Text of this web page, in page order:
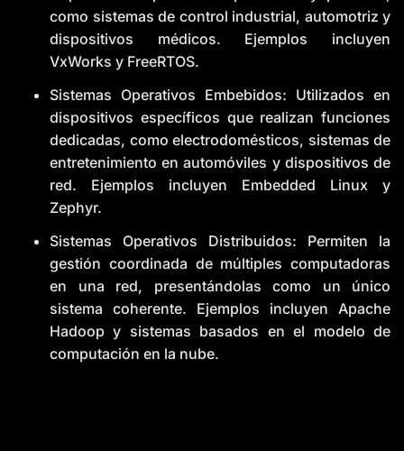
como sistemas de control industrial, automotriz y
dispositivos médicos. Ejemplos incluyen
VxWorks y FreeRTOS.
Sistemas Operativos Embebidos: Utilizados en
dispositivos específicos que realizan funciones
dedicadas, como electrodomésticos, sistemas de
entretenimiento en automóviles y dispositivos de
red. Ejemplos incluyen Embedded Linux y
Zephyr.
Sistemas Operativos Distribuidos: Permiten la
gestión coordinada de múltiples computadoras
en una red, presentándolas como un único
sistema coherente. Ejemplos incluyen Apache
Hadoop y sistemas basados en el modelo de
computación en la nube.